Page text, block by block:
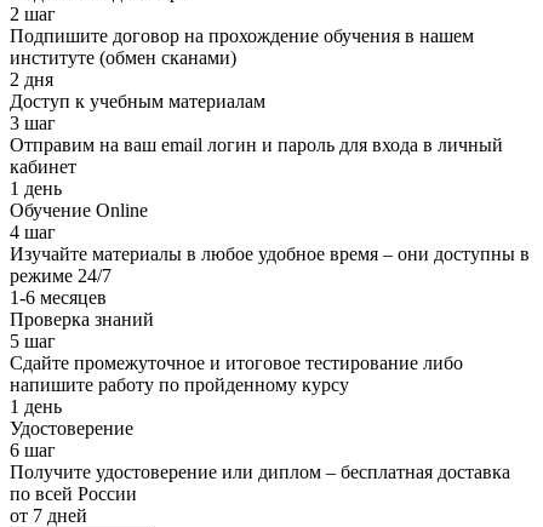
2 шаг
Подпишите договор на прохождение обучения в нашем
институте (обмен сканами)
2 дня
Доступ к учебным материалам
3 шаг
Отправим на ваш email логин и пароль для входа в личный
кабинет
1 день
Обучение Online
4 шаг
Изучайте материалы в любое удобное время – они доступны в
режиме 24/7
1-6 месяцев
Проверка знаний
5 шаг
Сдайте промежуточное и итоговое тестирование либо
напишите работу по пройденному курсу
1 день
Удостоверение
6 шаг
Получите удостоверение или диплом – бесплатная доставка
по всей России
от 7 дней